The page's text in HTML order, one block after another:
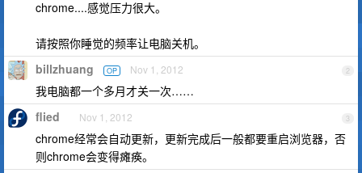
chrome....感觉压力很大。
请按照你睡觉的频率让电脑关机。
2
billzhuang OP Nov 1, 2012
我电脑都一个多月才关一次……
3
flied Nov 1, 2012
chrome经常会自动更新，更新完成后一般都要重启浏览器，否
则chrome会变得瘫痪。